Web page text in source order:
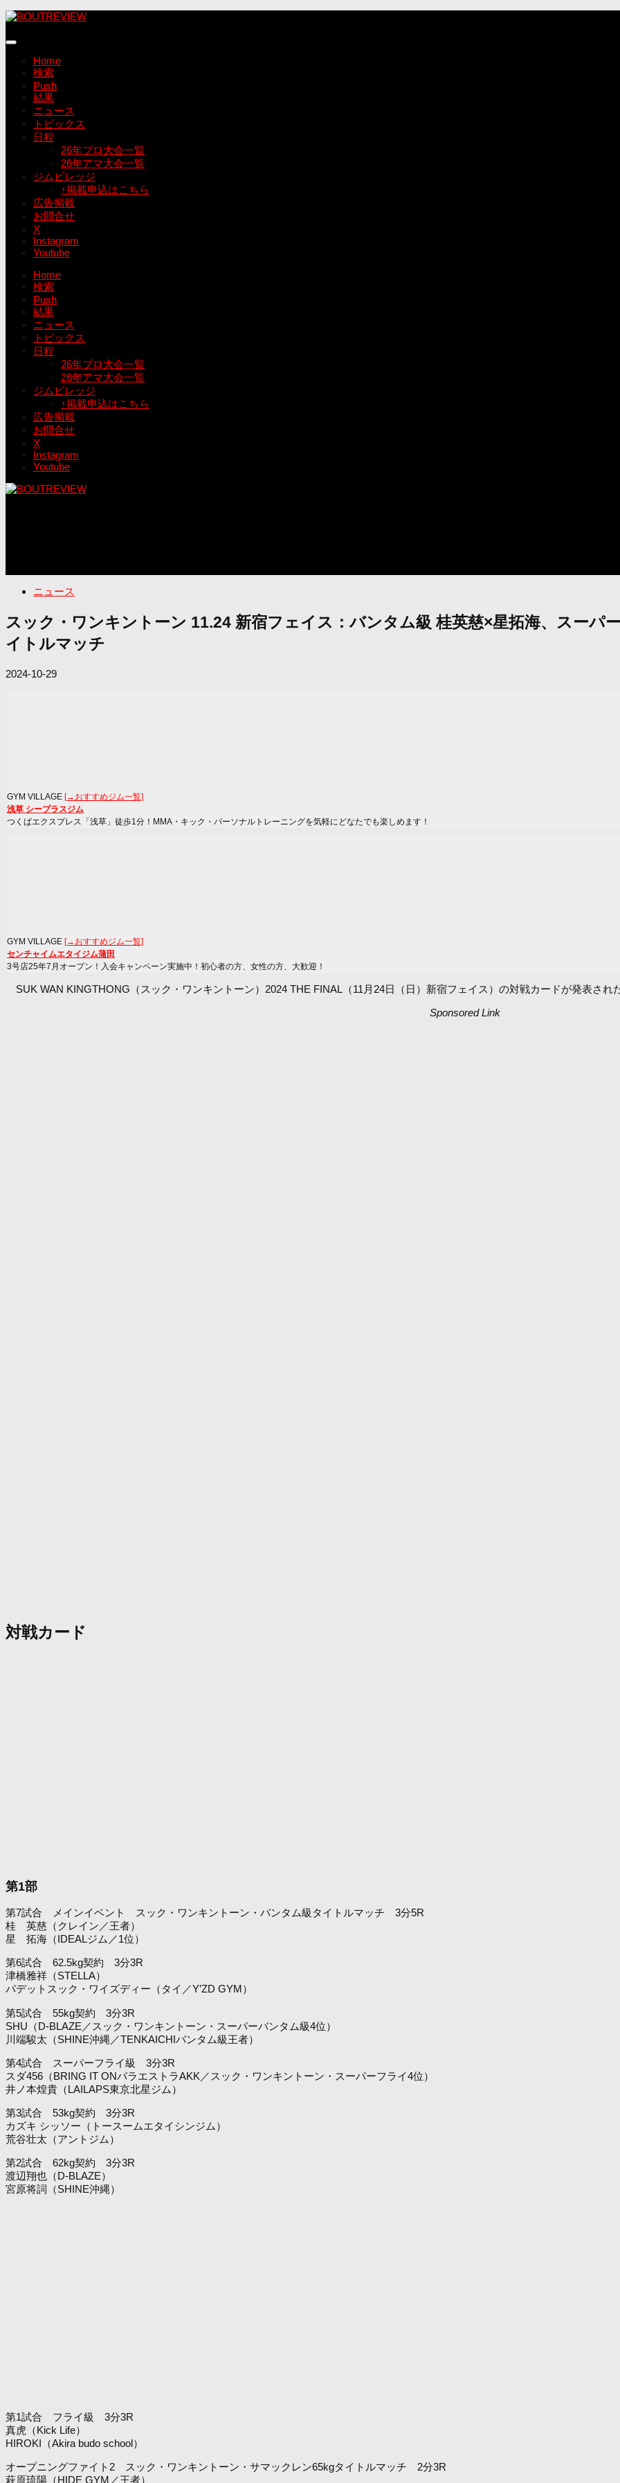
コ
テ
Home
検索
Push
結果
ニュース
トピックス
日程
26年プロ大会一覧
26年アマ大会一覧
ジムビレッジ
↑掲載申込はこちら
広告掲載
お問合せ
X
Instagram
Youtube
Home
検索
Push
結果
ニュース
トピックス
日程
26年プロ大会一覧
26年アマ大会一覧
ジムビレッジ
↑掲載申込はこちら
広告掲載
お問合せ
X
Instagram
Youtube
ニュース
スック・ワンキントーン 11.24 新宿フェイス：バンタム級 桂英慈×星拓海、スーパ
イトルマッチ
2024-10-29
GYM VILLAGE [→おすすめジム一覧]
浅草 シープラスジム
つくばエクスプレス「浅草」徒歩1分！MMA・キック・パーソナルトレーニングを気軽にどなたでも楽しめます！
GYM VILLAGE [→おすすめジム一覧]
センチャイムエタイジム蒲田
3号店25年7月オープン！入会キャンペーン実施中！初心者の方、女性の方、大歓迎！
SUK WAN KINGTHONG（スック・ワンキントーン）2024 THE FINAL（11月24日（日）新宿フェイス）の対戦カードが発表され
Sponsored Link
対戦カード
第1部
第7試合 メインイベント スック・ワンキントーン・バンタム級タイトルマッチ 3分5R
桂 英慈（クレイン／王者）
星 拓海（IDEALジム／1位）
第6試合 62.5kg契約 3分3R
津橋雅祥（STELLA）
パデットスック・ワイズディー（タイ／Y’ZD GYM）
第5試合 55kg契約 3分3R
SHU（D-BLAZE／スック・ワンキントーン・スーパーバンタム級4位）
川端駿太（SHINE沖縄／TENKAICHIバンタム級王者）
第4試合 スーパーフライ級 3分3R
スダ456（BRING IT ONパラエストラAKK／スック・ワンキントーン・スーパーフライ4位）
井ノ本煌貴（LAILAPS東京北星ジム）
第3試合 53kg契約 3分3R
カズキ シッソー（トースームエタイシンジム）
荒谷壮太（アントジム）
第2試合 62kg契約 3分3R
渡辺翔也（D-BLAZE）
宮原将詞（SHINE沖縄）
第1試合 フライ級 3分3R
真虎（Kick Life）
HIROKI（Akira budo school）
オープニングファイト2 スック・ワンキントーン・サマックレン65kgタイトルマッチ 2分3R
萩原琉陽（HIDE GYM／王者）